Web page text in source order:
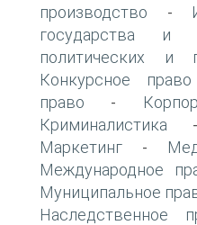
производство -
государства и
политических и
Конкурсное право
право -
Криминалистика
Маркетинг -
Международное
Муниципальное
Наследственное